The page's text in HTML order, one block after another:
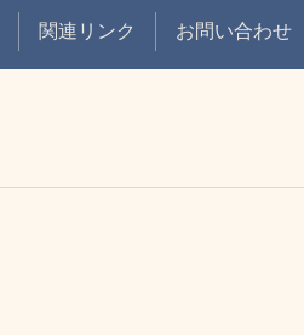
関連リンク お問い合わせ